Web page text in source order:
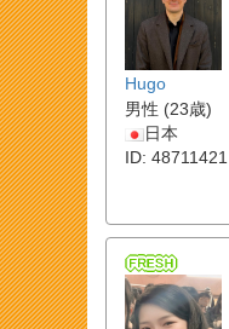
Hugo
男性 (23歳)
日本
ID: 48711421